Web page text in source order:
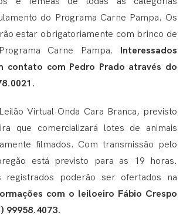
do Programa Carne Pampa. Os
estar obrigatoriamente com brinco de
Carne Pampa. Interessados
contato com Pedro Prado através do
Virtual Onda Cara Branca, previsto
que comercializará lotes de animais
filmados. Com transmissão pelo
está previsto para as 19 horas.
registrados poderão ser ofertados na
com o leiloeiro Fábio Crespo
99958.4073.